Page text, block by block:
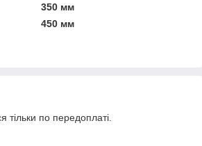
350 мм
450 мм
тільки по передоплаті.